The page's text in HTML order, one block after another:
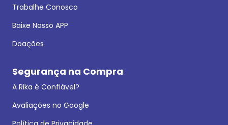
Trabalhe Conosco
Baixe Nosso APP
Doações
Segurança na Compra
A Rika é Confiável?
Avaliações no Google